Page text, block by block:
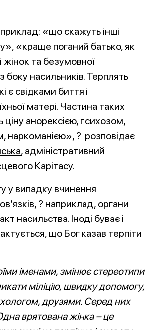
«що скажуть інші
«краще поганий батько, як
та безумовної
боку насильників. Терплять
є свідками биття і
матері. Частина таких
ціну анорексією, психозом,
наркоманією», ? розповідає
, адміністративний
Карітасу.
у випадку вчинення
? наприклад, органи
насильства. Іноді буває і
що Бог казав терпіти
іменами, змінює стереотипи
міліцію, швидку допомогу,
друзями. Серед них
врятована жінка – це